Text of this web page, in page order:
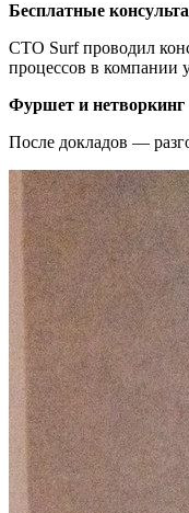
Бесплатные
CTO Surf проводил
процессов в компании
Фуршет и нетворкинг
После докладов —